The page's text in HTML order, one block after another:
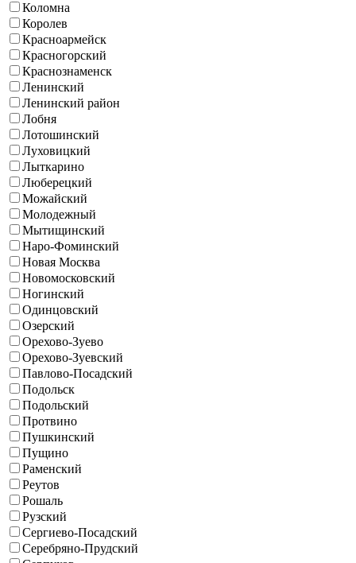
Коломна
Королев
Красноармейск
Красногорский
Краснознаменск
Ленинский
Ленинский район
Лобня
Лотошинский
Луховицкий
Лыткарино
Люберецкий
Можайский
Молодежный
Мытищинский
Наро-Фоминский
Новая Москва
Новомосковский
Ногинский
Одинцовский
Озерский
Орехово-Зуево
Орехово-Зуевский
Павлово-Посадский
Подольск
Подольский
Протвино
Пушкинский
Пущино
Раменский
Реутов
Рошаль
Рузский
Сергиево-Посадский
Серебряно-Прудский